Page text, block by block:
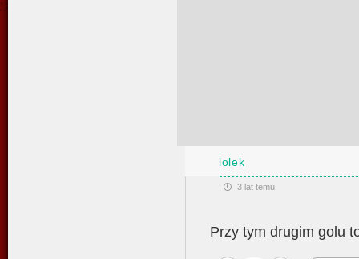
lolek
3 lat temu
Przy tym drugim golu